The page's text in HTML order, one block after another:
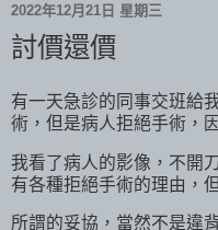
2022年12月21日 星期三
討價還價
有一天急診的同事交班給
術，但是病人拒絕手術，
我看了病人的影像，不開
有各種拒絕手術的理由，
所謂的妥協，當然不是違